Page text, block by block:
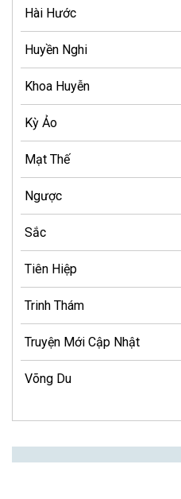
Hài Hước
Huyền Nghi
Khoa Huyễn
Kỳ Ảo
Mạt Thế
Ngược
Sắc
Tiên Hiệp
Trinh Thám
Truyện Mới Cập Nhật
Võng Du